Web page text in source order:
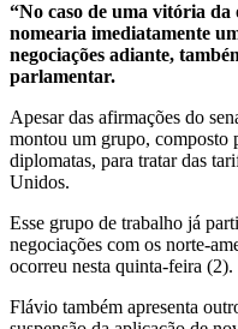
“No caso de uma vitória da
nomearia imediatamente
negociações adiante,
parlamentar.
Apesar das afirmações do
montou um grupo, composto
diplomatas, para tratar das
Unidos.
Esse grupo de trabalho já
negociações com os norte-
ocorreu nesta quinta-feira (2).
Flávio também apresenta